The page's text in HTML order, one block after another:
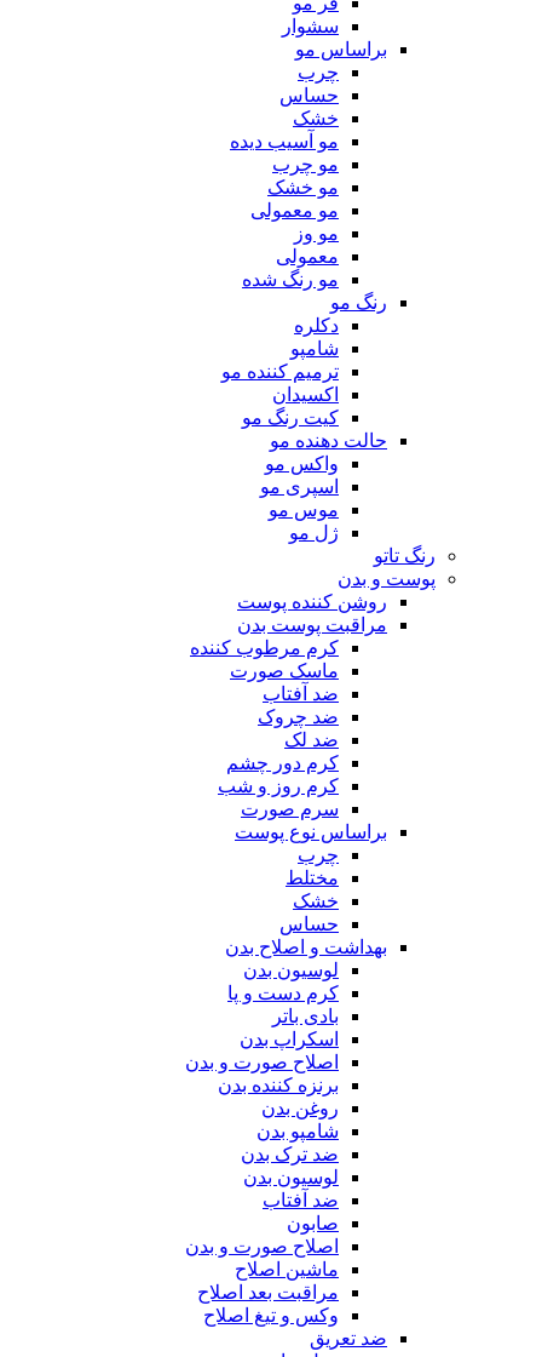
سشوار
براساس مو
چرب
حساس
خشک
مو آسیب دیده
مو چرب
مو خشک
مو معمولی
مو وز
معمولی
مو رنگ شده
رنگ مو
دکلره
شامپو
ترمیم کننده مو
اکسیدان
کیت رنگ مو
حالت دهنده مو
واکس مو
اسپری مو
موس مو
ژل مو
رنگ تاتو
پوست و بدن
روشن کننده پوست
مراقبت پوست بدن
کرم مرطوب کننده
ماسک صورت
ضد آفتاب
ضد چروک
ضد لک
کرم دور چشم
کرم روز و شب
سرم صورت
براساس نوع پوست
چرب
مختلط
خشک
حساس
بهداشت و اصلاح بدن
لوسیون بدن
کرم دست و پا
بادی باتر
اسکراپ بدن
اصلاح صورت و بدن
برنزه کننده بدن
روغن بدن
شامپو بدن
ضد ترک بدن
لوسیون بدن
ضد آفتاب
صابون
اصلاح صورت و بدن
ماشین اصلاح
مراقبت بعد اصلاح
وکس و تیغ اصلاح
ضد تعریق